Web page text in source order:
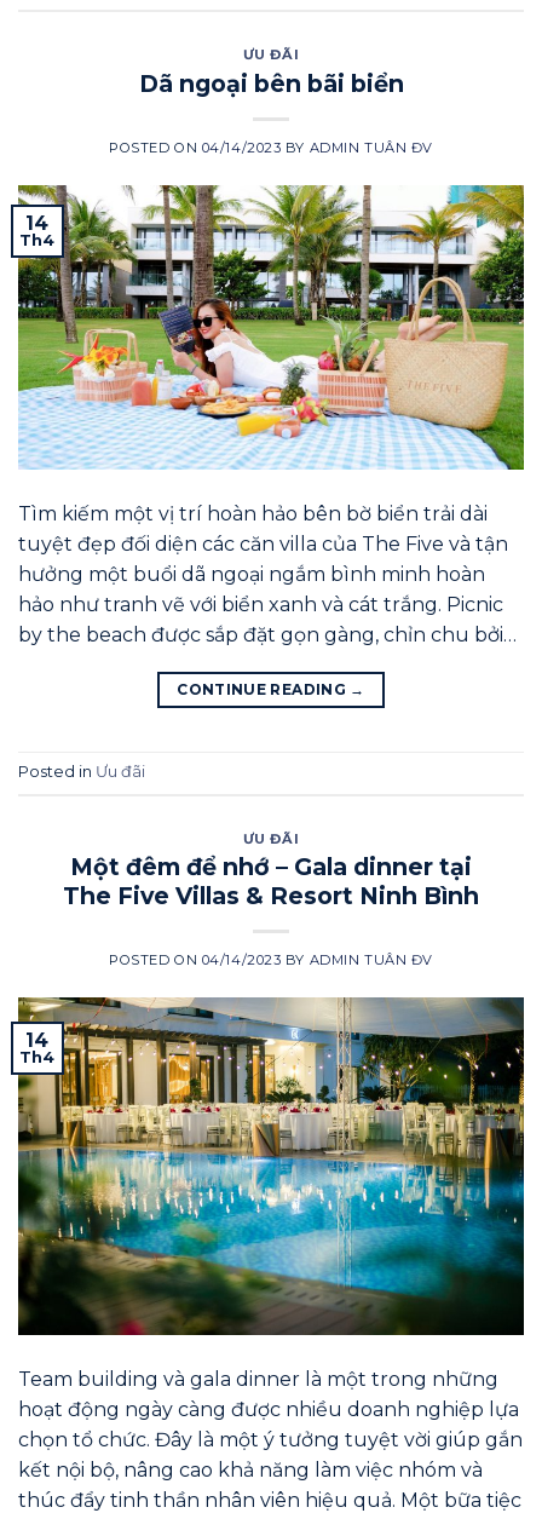
ƯU ĐÃI
Dã ngoại bên bãi biển
POSTED ON 04/14/2023 BY ADMIN TUÂN ĐV
14
Th4
Tìm kiếm một vị trí hoàn hảo bên bờ biển trải dài
tuyệt đẹp đối diện các căn villa của The Five và tận
hưởng một buổi dã ngoại ngắm bình minh hoàn
hảo như tranh vẽ với biển xanh và cát trắng. Picnic
by the beach được sắp đặt gọn gàng, chỉn chu bởi…
CONTINUE READING →
Posted in Ưu đãi
ƯU ĐÃI
Một đêm để nhớ – Gala dinner tại
The Five Villas & Resort Ninh Bình
POSTED ON 04/14/2023 BY ADMIN TUÂN ĐV
14
Th4
Team building và gala dinner là một trong những
hoạt động ngày càng được nhiều doanh nghiệp lựa
chọn tổ chức. Đây là một ý tưởng tuyệt vời giúp gắn
kết nội bộ, nâng cao khả năng làm việc nhóm và
thúc đẩy tinh thần nhân viên hiệu quả. Một bữa tiệc